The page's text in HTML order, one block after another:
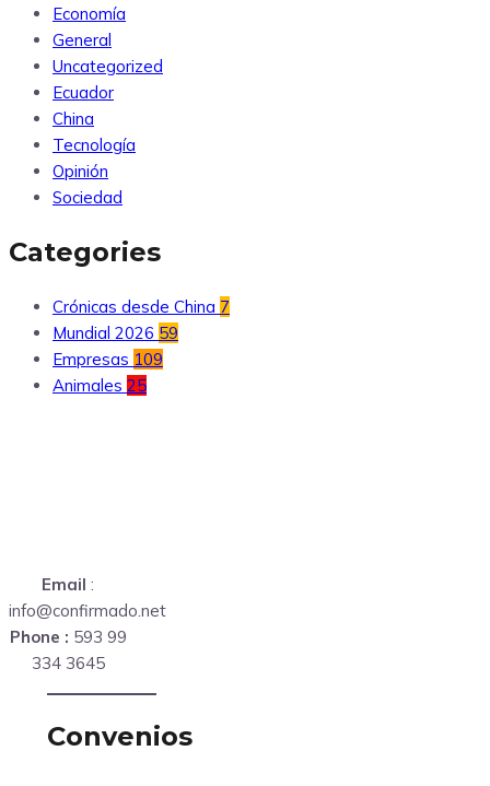
Economía
General
Uncategorized
Ecuador
China
Tecnología
Opinión
Sociedad
Categories
Crónicas desde China 7
Mundial 2026 59
Empresas 109
Animales 25
Email :
info@confirmado.net
Phone : 593 99
334 3645
Convenios